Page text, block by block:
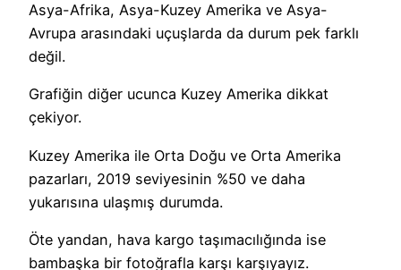
Asya-Afrika, Asya-Kuzey Amerika ve Asya-
Avrupa arasındaki uçuşlarda da durum pek farklı
değil.
Grafiğin diğer ucunca Kuzey Amerika dikkat
çekiyor.
Kuzey Amerika ile Orta Doğu ve Orta Amerika
pazarları, 2019 seviyesinin %50 ve daha
yukarısına ulaşmış durumda.
Öte yandan, hava kargo taşımacılığında ise
bambaşka bir fotoğrafla karşı karşıyayız.